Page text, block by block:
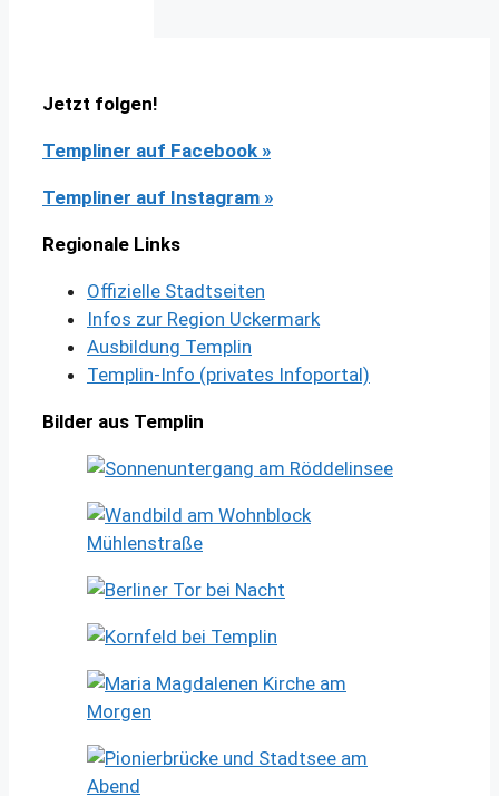
Jetzt folgen!
Templiner auf Facebook »
Templiner auf Instagram »
Regionale Links
Offizielle Stadtseiten
Infos zur Region Uckermark
Ausbildung Templin
Templin-Info (privates Infoportal)
Bilder aus Templin